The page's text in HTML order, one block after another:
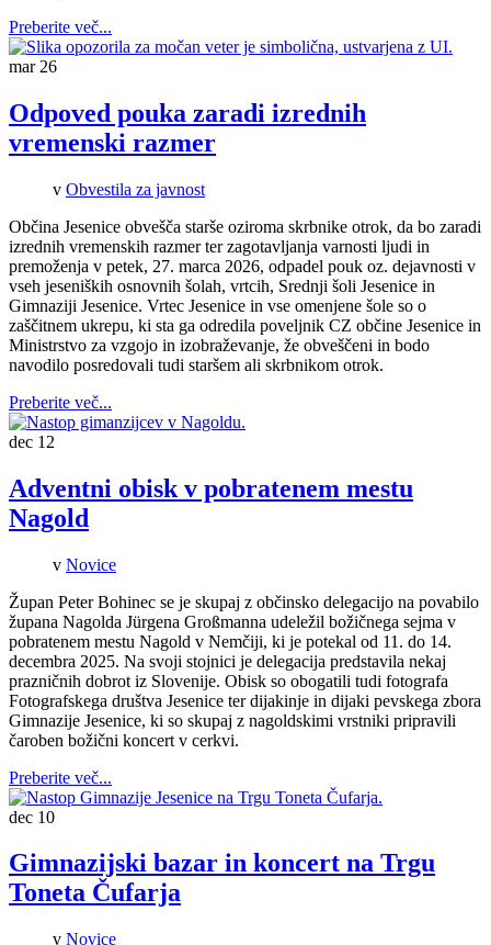
Preberite več...
mar 26
Odpoved pouka zaradi izrednih
vremenski razmer
v Obvestila za javnost
Občina Jesenice obvešča starše oziroma skrbnike otrok, da bo zaradi
izrednih vremenskih razmer ter zagotavljanja varnosti ljudi in
premoženja v petek, 27. marca 2026, odpadel pouk oz. dejavnosti v
vseh jeseniških osnovnih šolah, vrtcih, Srednji šoli Jesenice in
Gimnaziji Jesenice. Vrtec Jesenice in vse omenjene šole so o
zaščitnem ukrepu, ki sta ga odredila poveljnik CZ občine Jesenice in
Ministrstvo za vzgojo in izobraževanje, že obveščeni in bodo
navodilo posredovali tudi staršem ali skrbnikom otrok.
Preberite več...
dec 12
Adventni obisk v pobratenem mestu
Nagold
v Novice
Župan Peter Bohinec se je skupaj z občinsko delegacijo na povabilo
župana Nagolda Jürgena Großmanna udeležil božičnega sejma v
pobratenem mestu Nagold v Nemčiji, ki je potekal od 11. do 14.
decembra 2025. Na svoji stojnici je delegacija predstavila nekaj
prazničnih dobrot iz Slovenije. Obisk so obogatili tudi fotografa
Fotografskega društva Jesenice ter dijakinje in dijaki pevskega zbora
Gimnazije Jesenice, ki so skupaj z nagoldskimi vrstniki pripravili
čaroben božični koncert v cerkvi.
Preberite več...
dec 10
Gimnazijski bazar in koncert na Trgu
Toneta Čufarja
v Novice